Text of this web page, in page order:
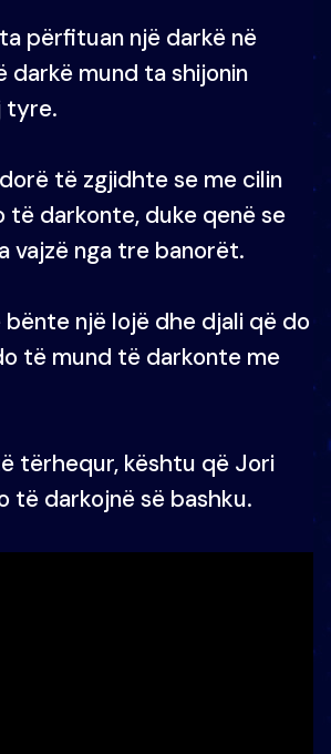
përfituan një darkë në
darkë mund ta shijonin
tyre.
të zgjidhte se me cilin
të darkonte, duke qenë se
vajzë nga tre banorët.
një lojë dhe djali që do
të mund të darkonte me
tërhequr, kështu që Jori
të darkojnë së bashku.